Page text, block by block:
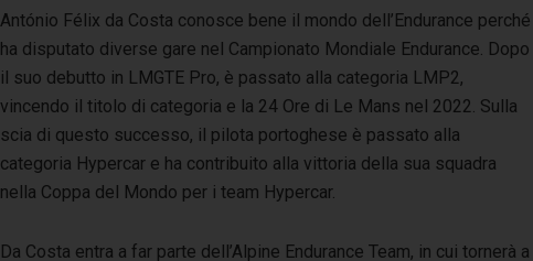
António Félix da Costa conosce bene il mondo dell’Endurance perché
ha disputato diverse gare nel Campionato Mondiale Endurance. Dopo
il suo debutto in LMGTE Pro, è passato alla categoria LMP2,
vincendo il titolo di categoria e la 24 Ore di Le Mans nel 2022. Sulla
scia di questo successo, il pilota portoghese è passato alla
categoria Hypercar e ha contribuito alla vittoria della sua squadra
nella Coppa del Mondo per i team Hypercar.
Da Costa entra a far parte dell’Alpine Endurance Team, in cui tornerà a